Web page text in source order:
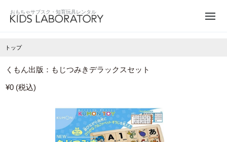
トップ
くもん出版：もじつみきデラックスセット
¥0 (税込)